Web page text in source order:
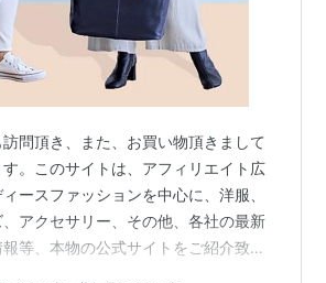
問頂き、また、お買い物頂きまして
。このサイトは、アフィリエイト広
ースファッションを中心に、洋服、
アクセサリー、その他、各社の最新
等、本物の公式サイトをご紹介致し